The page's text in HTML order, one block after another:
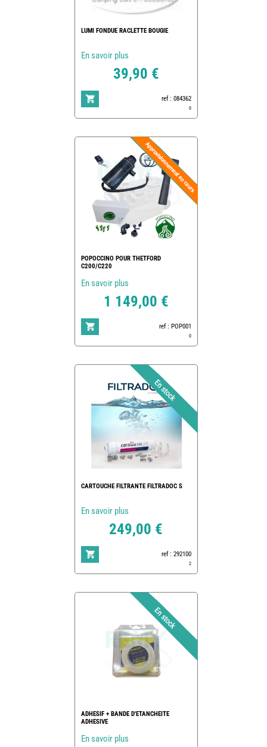
LUMI FONDUE RACLETTE BOUGIE
En savoir plus
39,90 €
ref : 084362
0
POPOCCINO POUR THETFORD
C200/C220
En savoir plus
1 149,00 €
ref : POP001
0
CARTOUCHE FILTRANTE FILTRADOC S
En savoir plus
249,00 €
ref : 292100
2
ADHESIF + BANDE D'ETANCHEITE
ADHESIVE
En savoir plus